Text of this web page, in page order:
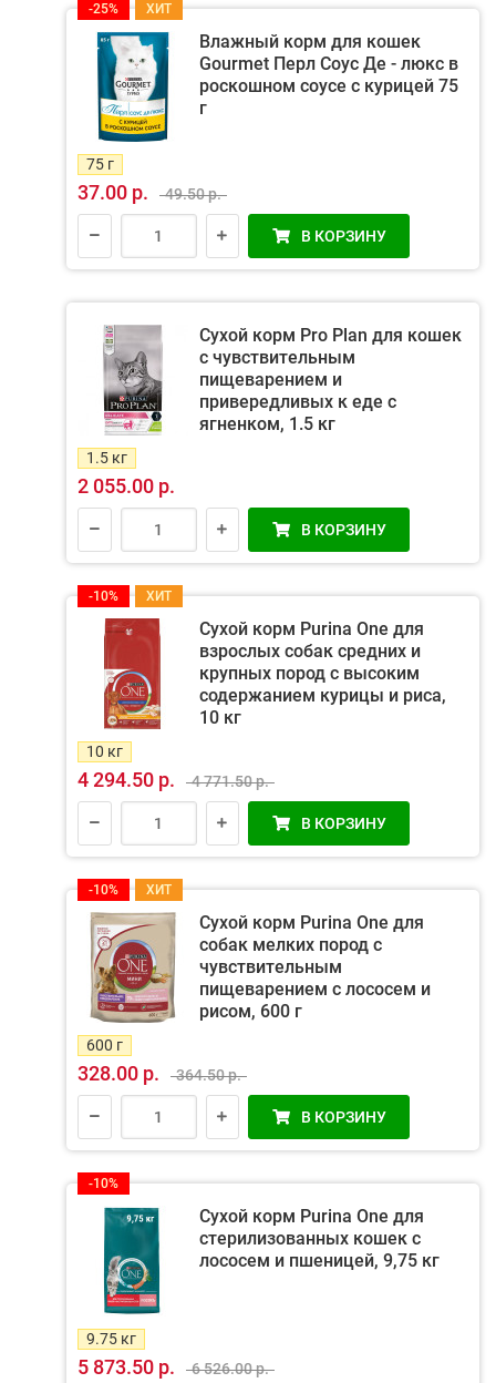
-25% ХИТ
Влажный корм для кошек
Gourmet Перл Соус Де - люкс в
роскошном соусе с курицей 75
г
75 г
37.00 р. 49.50 р.
В КОРЗИНУ
Сухой корм Pro Plan для кошек
с чувствительным
пищеварением и
привередливых к еде с
ягненком, 1.5 кг
1.5 кг
2 055.00 р.
В КОРЗИНУ
-10% ХИТ
Сухой корм Purina One для
взрослых собак средних и
крупных пород с высоким
содержанием курицы и риса,
10 кг
10 кг
4 294.50 р. 4 771.50 р.
В КОРЗИНУ
-10% ХИТ
Сухой корм Purina One для
собак мелких пород с
чувствительным
пищеварением с лососем и
рисом, 600 г
600 г
328.00 р. 364.50 р.
В КОРЗИНУ
-10%
Сухой корм Purina One для
стерилизованных кошек с
лососем и пшеницей, 9,75 кг
9.75 кг
5 873.50 р. 6 526.00 р.